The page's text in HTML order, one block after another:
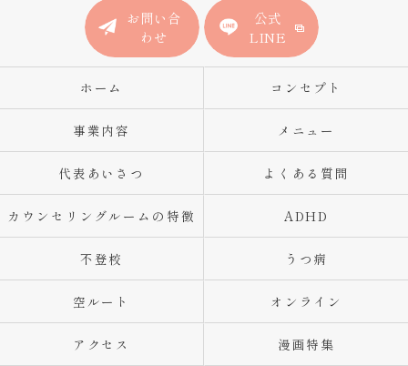
お問い合
わせ
公式
LINE
ホーム コンセプト
事業内容 メニュー
代表あいさつ よくある質問
カウンセリングルームの特徴 ADHD
不登校 うつ病
空ルート オンライン
アクセス 漫画特集